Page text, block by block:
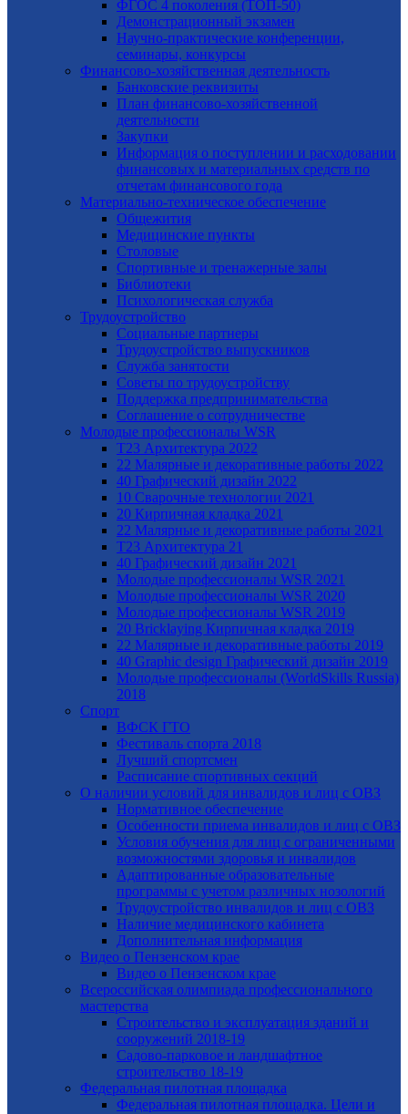
ФГОС 4 поколения (ТОП-50)
Демонстрационный экзамен
Научно-практические конференции,
семинары, конкурсы
Финансово-хозяйственная деятельность
Банковские реквизиты
План финансово-хозяйственной
деятельности
Закупки
Информация о поступлении и расходовании
финансовых и материальных средств по
отчетам финансового года
Материально-техническое обеспечение
Общежития
Медицинские пункты
Столовые
Спортивные и тренажерные залы
Библиотеки
Психологическая служба
Трудоустройство
Cоциальные партнеры
Трудоустройство выпускников
Служба занятости
Советы по трудоустройству
Поддержка предпринимательства
Cоглашение о сотрудничестве
Молодые профессионалы WSR
T23 Архитектура 2022
22 Малярные и декоративные работы 2022
40 Графический дизайн 2022
10 Сварочные технологии 2021
20 Кирпичная кладка 2021
22 Малярные и декоративные работы 2021
Т23 Архитектура 21
40 Графический дизайн 2021
Молодые профессионалы WSR 2021
Молодые профессионалы WSR 2020
Молодые профессионалы WSR 2019
20 Bricklaying Кирпичная кладка 2019
22 Малярные и декоративные работы 2019
40 Graphic design Графический дизайн 2019
Молодые профессионалы (WorldSkills Russia)
2018
Спорт
ВФСК ГТО
Фестиваль спорта 2018
Лучший спортсмен
Расписание спортивных секций
О наличии условий для инвалидов и лиц с ОВЗ
Нормативное обеспечение
Особенности приема инвалидов и лиц с ОВЗ
Условия обучения для лиц с ограниченными
возможностями здоровья и инвалидов
Адаптированные образовательные
программы с учетом различных нозологий
Трудоустройство инвалидов и лиц с ОВЗ
Наличие медицинского кабинета
Дополнительная информация
Видео о Пензенском крае
Видео о Пензенском крае
Всероссийская олимпиада профессионального
мастерства
Строительство и эксплуатация зданий и
сооружений 2018-19
Садово-парковое и ландшафтное
строительство 18-19
Федеральная пилотная площадка
Федеральная пилотная площадка. Цели и